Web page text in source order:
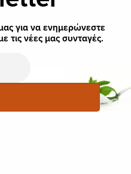
για να ενημερώνεστε
τις νέες μας συνταγές.